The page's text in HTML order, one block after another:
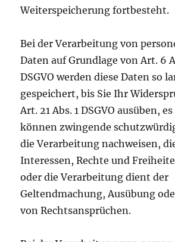
Weiterspeicherung fortbesteht.
Bei der Verarbeitung von
Daten auf Grundlage von Art. 6
DSGVO werden diese Daten so
gespeichert, bis Sie Ihr
Art. 21 Abs. 1 DSGVO ausüben,
können zwingende
die Verarbeitung nachweisen,
Interessen, Rechte und
oder die Verarbeitung dient der
Geltendmachung, Ausübung
von Rechtsansprüchen.